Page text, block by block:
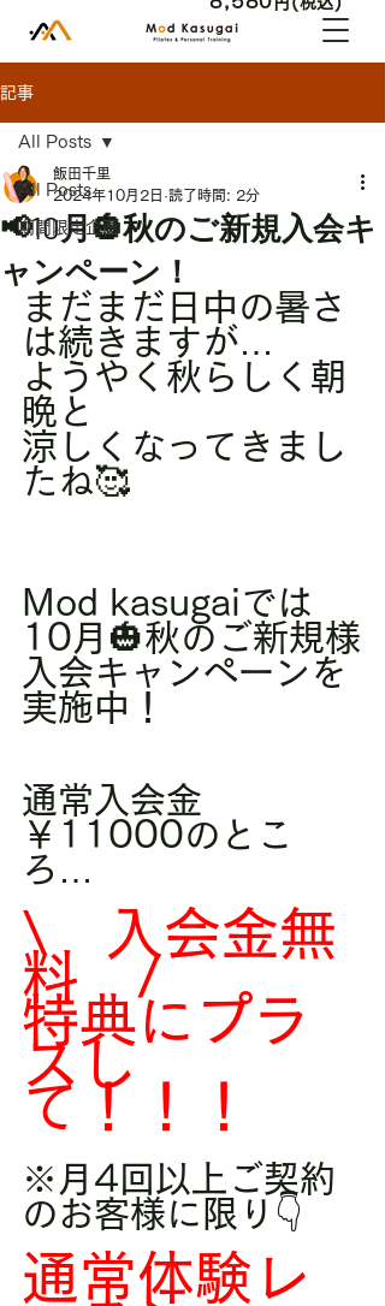
記事
All Posts
期間限定企画
All Posts
📢10月🎃秋のご新規入会キ
ャンペーン！
飯田千里
2024年10月2日 読了時間: 2分
まだまだ日中の暑さ
は続きますが…
ようやく秋らしく朝
晩と
涼しくなってきまし
たね🥰
Mod kasugaiでは
10月🎃秋のご新規様
入会キャンペーンを
実施中！
通常入会金
￥11000のとこ
ろ…
\　入会金無
料　/
特典にプラ
スし
て！！！
※月4回以上ご契約
のお客様に限り👇
通常体験レ